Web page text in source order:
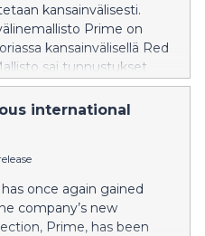
kansainvälisesti.
Prime on
kansainvälisellä Red
sai tunnustukset
sarjoissa.
heinäkuun 7. päivä
international
once again gained
company’s new
Prime, has been